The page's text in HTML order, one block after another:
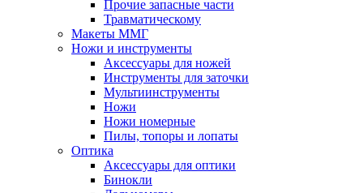
Прочие запасные части
Травматическому
Макеты ММГ
Ножи и инструменты
Аксессуары для ножей
Инструменты для заточки
Мультиинструменты
Ножи
Ножи номерные
Пилы, топоры и лопаты
Оптика
Аксессуары для оптики
Бинокли